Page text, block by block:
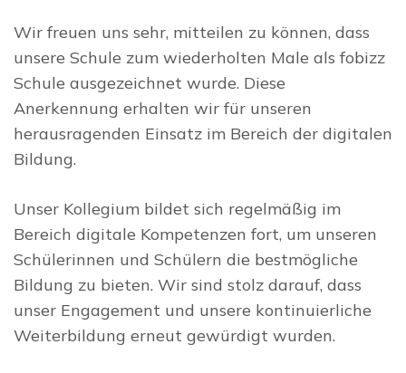
Wir freuen uns sehr, mitteilen zu können, dass
unsere Schule zum wiederholten Male als fobizz
Schule ausgezeichnet wurde. Diese
Anerkennung erhalten wir für unseren
herausragenden Einsatz im Bereich der digitalen
Bildung.
Unser Kollegium bildet sich regelmäßig im
Bereich digitale Kompetenzen fort, um unseren
Schülerinnen und Schülern die bestmögliche
Bildung zu bieten. Wir sind stolz darauf, dass
unser Engagement und unsere kontinuierliche
Weiterbildung erneut gewürdigt wurden.